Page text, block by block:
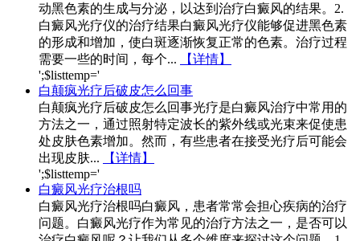
动黑色素的生成与分泌，以达到治疗白癜风的结果。2.
白癜风光疗仪的治疗结果白癜风光疗仪能够促进黑色素
的形成和增加，使白斑逐渐恢复正常的色素。治疗过程
需要一些的时间，每个...
【详情】
';$listtemp='
白颠疯光疗后破皮怎么回事
白颠疯光疗后破皮怎么回事光疗是白癜风治疗中常用的
方法之一，通过照射特定波长的紫外线或光束来促使患
处皮肤色素增加。然而，有些患者在接受光疗后可能会
出现皮肤...
【详情】
';$listtemp='
白癜风光疗治根吗
白癜风光疗治根吗白癜风，患者常常会担心疾病的治疗
问题。白癜风光疗作为常见的治疗方法之一，是否可以